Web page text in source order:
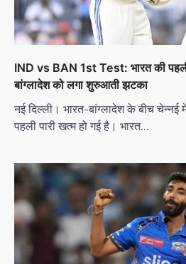
IND vs BAN 1st Test: भारत की
बांग्लादेश को लगा शुरुआती झटका
नई दिल्ली। भारत-बांग्लादेश के बीच
पहली पारी खत्म हो गई है। भारत…